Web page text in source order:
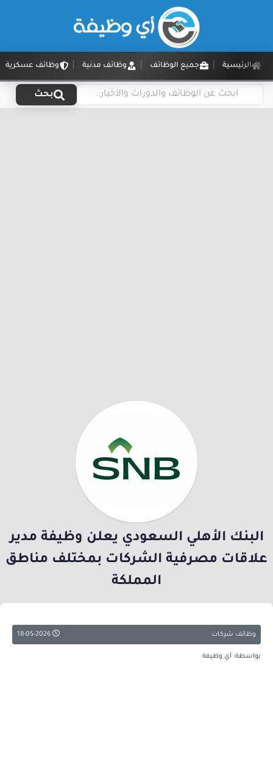
الرئيسية جميع الوظائف وظائف مدنية وظائف عسكرية
بحث
البنك الأهلي السعودي يعلن وظيفة مدير
علاقات مصرفية الشركات بمختلف مناطق
المملكة
وظائف شركات
بواسطة: أي وظيفة